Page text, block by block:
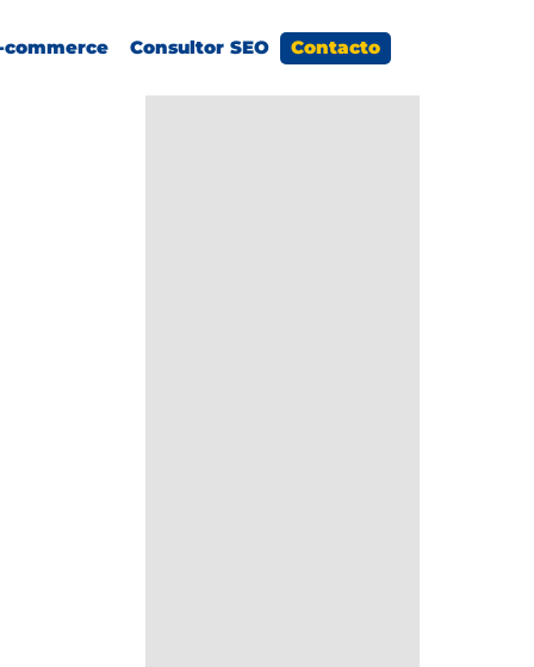
commerce Consultor SEO Contacto